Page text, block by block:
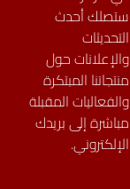
ستصلك أحدث
التحديثات
والإعلانات حول
منتجاتنا المبتكرة
والفعاليات المقبلة
مباشرة إلى بريدك
الإلكتروني.